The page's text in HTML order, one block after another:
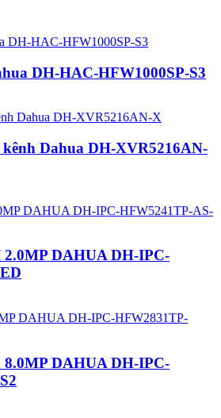
DH-HAC-HFW1000SP-S3
Dahua DH-XVR5216AN-
2.0MP DAHUA DH-IPC-
8.0MP DAHUA DH-IPC-